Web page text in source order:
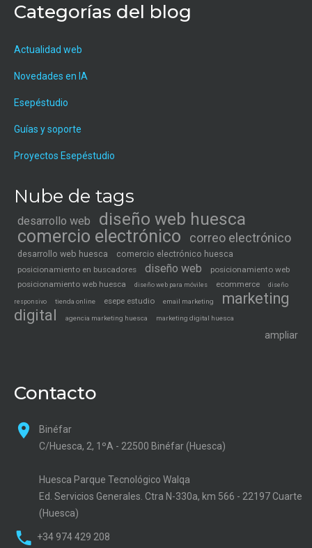
Categorías del blog
Actualidad web
Novedades en IA
Esepéstudio
Guías y soporte
Proyectos Esepéstudio
Nube de tags
desarrollo web
diseño web huesca
comercio electrónico
correo electrónico
desarrollo web huesca comercio electrónico huesca
posicionamiento en buscadores diseño web
posicionamiento web
posicionamiento web huesca
diseño web para móviles ecommerce diseño
responsivo tienda online esepe estudio email marketing
marketing
digital
agencia marketing huesca marketing digital huesca
ampliar
Contacto
Binéfar
C/Huesca, 2, 1ºA - 22500 Binéfar (Huesca)
Huesca Parque Tecnológico Walqa
Ed. Servicios Generales. Ctra N-330a, km 566 - 22197 Cuarte
(Huesca)
+34 974 429 208